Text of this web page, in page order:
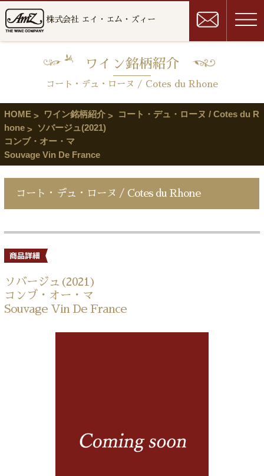
株式会社 エイ・エム・ズィー
ワイン銘柄紹介
コート・デュ・ローヌ / Cotes du Rhone
HOME ワイン銘柄紹介
コート・デュ・ローヌ / Cotes du R
hone
ソバージュ(2021)
コンブ・オー・マ
Souvage Vin De France
コート・デュ・ローヌ / Cotes du Rhone
ソバージュ(2021)
コンブ・オー・マ
Souvage Vin De France